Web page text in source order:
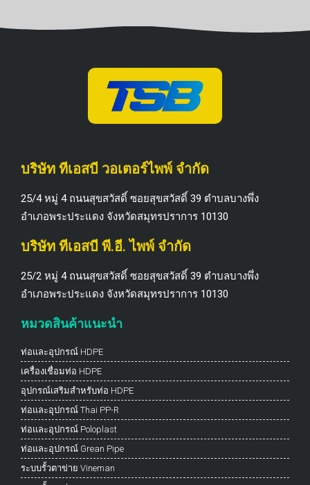
บริษัท ทีเอสบี วอเตอร์ไพพ์ จำกัด
25/4 หมู่ 4 ถนนสุขสวัสดิ์ ซอยสุขสวัสดิ์ 39 ตำบลบางพึ่ง
อำเภอพระประแดง จังหวัดสมุทรปราการ 10130
บริษัท ทีเอสบี พี.อี. ไพพ์ จำกัด
25/2 หมู่ 4 ถนนสุขสวัสดิ์ ซอยสุขสวัสดิ์ 39 ตำบลบางพึ่ง
อำเภอพระประแดง จังหวัดสมุทรปราการ 10130
หมวดสินค้าแนะนำ
ท่อและอุปกรณ์ HDPE
เครื่องเชื่อมท่อ HDPE
อุปกรณ์เสริมสำหรับท่อ HDPE
ท่อและอุปกรณ์ Thai PP-R
ท่อและอุปกรณ์ Poloplast
ท่อและอุปกรณ์ Grean Pipe
ระบบรั้วตาข่าย Vineman